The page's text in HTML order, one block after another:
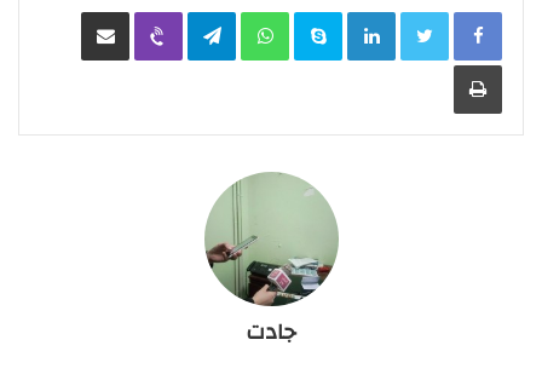
LinkedIn
Skype
WhatsApp
Telegram
Viber مشاركة عبر البريد
طباعة
جادت